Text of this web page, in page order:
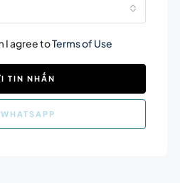
I agree toTerms of Use
TIN NHẮN
WHATSAPP